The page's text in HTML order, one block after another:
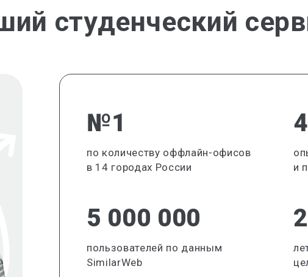
студенческий
№1
по количеству оффлайн-офисов
в 14 городах России
и
5 000 000
пользователей по данным
SimilarWeb